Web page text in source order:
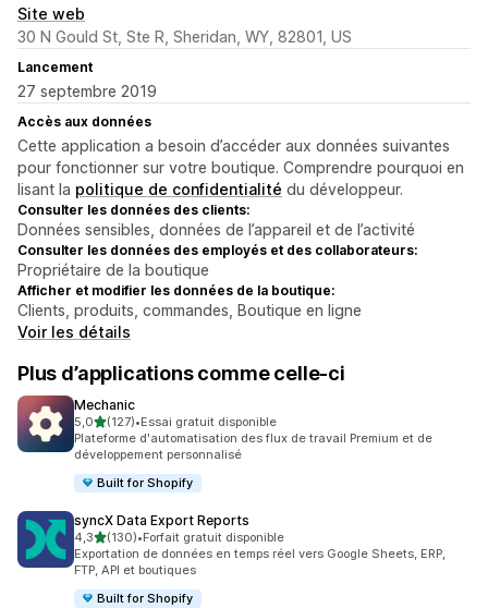
Site web
30 N Gould St, Ste R, Sheridan, WY, 82801, US
Lancement
27 septembre 2019
Accès aux données
Cette application a besoin d’accéder aux données suivantes
pour fonctionner sur votre boutique. Comprendre pourquoi en
lisant la politique de confidentialité du développeur.
Consulter les données des clients:
Données sensibles, données de l’appareil et de l’activité
Consulter les données des employés et des collaborateurs:
Propriétaire de la boutique
Afficher et modifier les données de la boutique:
Clients, produits, commandes, Boutique en ligne
Voir les détails
Plus d’applications comme celle-ci
Mechanic
5,0étoile(s) sur 5
(127)
127 avis au total
•Essai gratuit disponible
Plateforme d'automatisation des flux de travail Premium et de
développement personnalisé
Built for Shopify
syncX Data Export Reports
4,3étoile(s) sur 5
(130)
130 avis au total
•Forfait gratuit disponible
Exportation de données en temps réel vers Google Sheets, ERP,
FTP, API et boutiques
Built for Shopify